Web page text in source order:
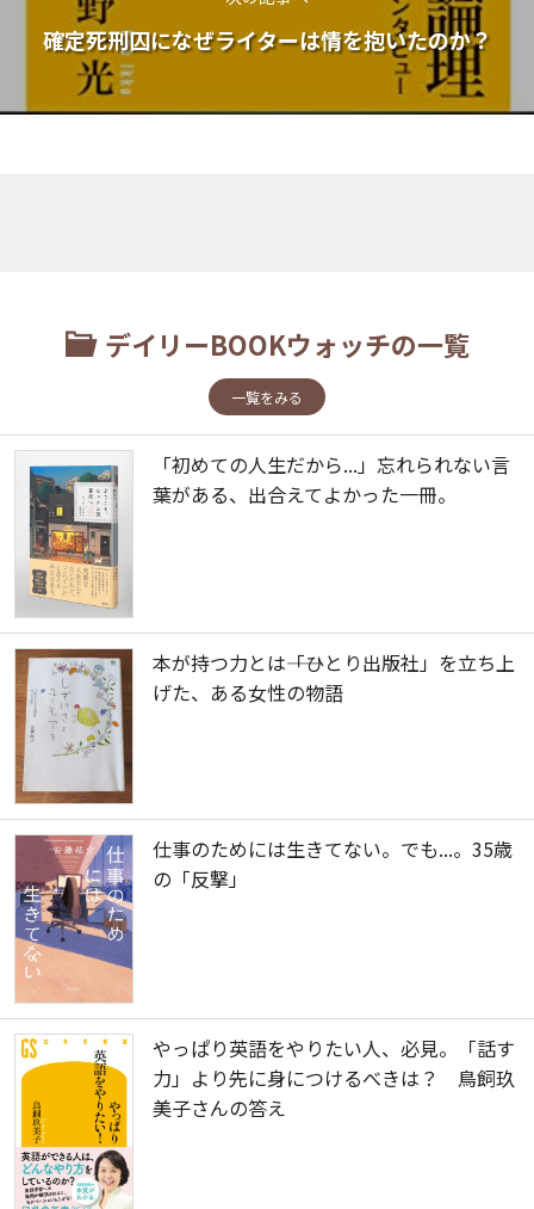
確定死刑囚になぜライターは情を抱いたのか？
デイリーBOOKウォッチの一覧
一覧をみる
「初めての人生だから...」忘れられない言
葉がある、出合えてよかった一冊。
本が持つ力とは――「ひとり出版社」を立ち上
げた、ある女性の物語
仕事のためには生きてない。でも...。35歳
の「反撃」
やっぱり英語をやりたい人、必見。「話す
力」より先に身につけるべきは？ 鳥飼玖
美子さんの答え